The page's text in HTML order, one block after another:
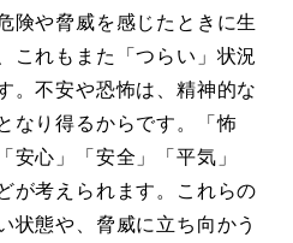
険や脅威を感じたときに生
これもまた「つらい」状況
。不安や恐怖は、精神的な
なり得るからです。「怖
安心」「安全」「平気」
が考えられます。これらの
状態や、脅威に立ち向かう